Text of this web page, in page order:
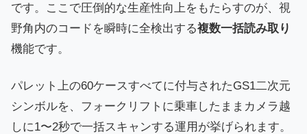
です。ここで圧倒的な生産性向上をもたらすのが、視
野角内のコードを瞬時に全検出する複数一括読み取り
機能です。
パレット上の60ケースすべてに付与されたGS1二次元
シンボルを、フォークリフトに乗車したままカメラ越
しに1〜2秒で一括スキャンする運用が挙げられます。